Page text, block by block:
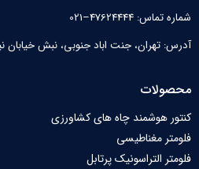
شماره تماس: 47624444–021
آدرس: تهران، جنت اباد جنوبی، نبش خیابان
محصولات
کنتور هوشمند چاه های کشاورزی
فلومتر مغناطیسی
فلومتر التراسونیک پرتابل